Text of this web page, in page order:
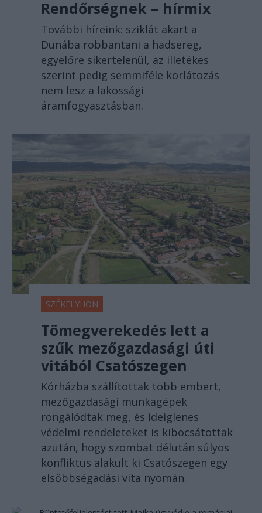
Rendőrségnek – hírmix
További híreink: sziklát akart a
Dunába robbantani a hadsereg,
egyelőre sikertelenül, az illetékes
szerint pedig semmiféle korlátozás
nem lesz a lakossági
áramfogyasztásban.
SZÉKELYHON
Tömegverekedés lett a
szűk mezőgazdasági úti
vitából Csatószegen
Kórházba szállítottak több embert,
mezőgazdasági munkagépek
rongálódtak meg, és ideiglenes
védelmi rendeleteket is kibocsátottak
azután, hogy szombat délután súlyos
konfliktus alakult ki Csatószegen egy
elsőbbségadási vita nyomán.